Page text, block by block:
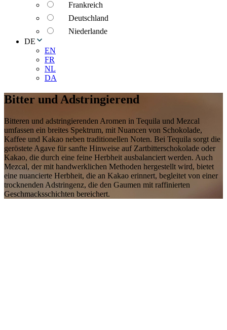
Frankreich
Deutschland
Niederlande
DE
EN
FR
NL
DA
Bitter und Adstringierend
Bitteren und adstringierenden Aromen in Tequila und Mezcal
umfassen ein breites Spektrum, mit Nuancen von Schokolade,
Kaffee und Kakao neben traditionellen Noten. Bei Tequila sorgt die
geröstete Agave für sanfte Hinweise auf Zartbitterschokolade oder
Kakao, die durch eine feine Herbheit ausbalanciert werden. Auch
Mezcal, der mit handwerklichen Methoden hergestellt wird, bietet
eine nuancierte Herbheit, die an Kakao erinnert, begleitet von einer
trocknenden Adstringenz, die den Gaumen mit raffinierten
Geschmacksschichten bereichert.